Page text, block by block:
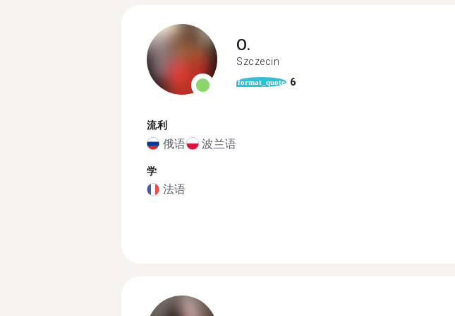
O.
Szczecin
format_quote 6
流利
俄语 波兰语
学
法语